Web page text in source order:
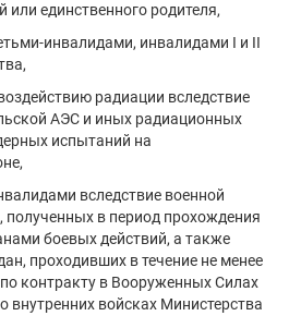
или единственного родителя,
инвалидами, инвалидами I и II
радиации вследствие
АЭС и иных радиационных
испытаний на
вследствие военной
в период прохождения
боевых действий, а также
проходивших в течение не менее
контракту в Вооруженных Силах
внутренних войсках Министерства